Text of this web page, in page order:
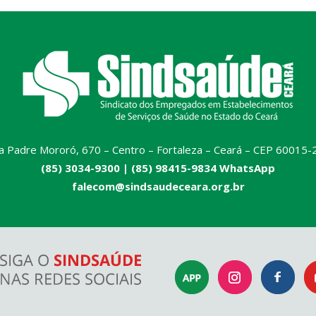
Padre Mororó, 670 – Centro – Fortaleza – Ceará – CEP 60015-
(85) 3034-9300 | (85) 98415-9834 WhatsApp
falecom@sindsaudeceara.org.br